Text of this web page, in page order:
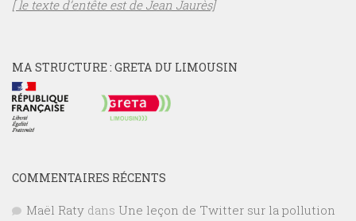
[ le texte d’entête est de Jean Jaurès]
MA STRUCTURE : GRETA DU LIMOUSIN
COMMENTAIRES RÉCENTS
Maël Raty dans Une leçon de Twitter sur la pollution